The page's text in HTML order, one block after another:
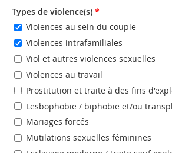
Types de violence(s) *
Violences au sein du couple
Violences intrafamiliales
Viol et autres violences sexuelles
Violences au travail
Prostitution et traite à des fins
Lesbophobie / biphobie et/ou
Mariages forcés
Mutilations sexuelles féminines